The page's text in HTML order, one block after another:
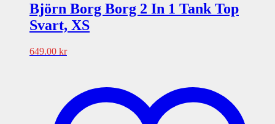
Björn Borg Borg 2 In 1 Tank Top
Svart, XS
649.00 kr